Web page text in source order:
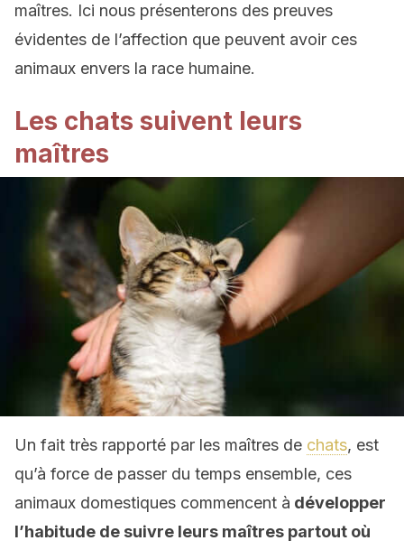
maîtres. Ici nous présenterons des preuves
évidentes de l’affection que peuvent avoir ces
animaux envers la race humaine.
Les chats suivent leurs
maîtres
Un fait très rapporté par les maîtres de chats, est
qu’à force de passer du temps ensemble, ces
animaux domestiques commencent à développer
l’habitude de suivre leurs maîtres partout où